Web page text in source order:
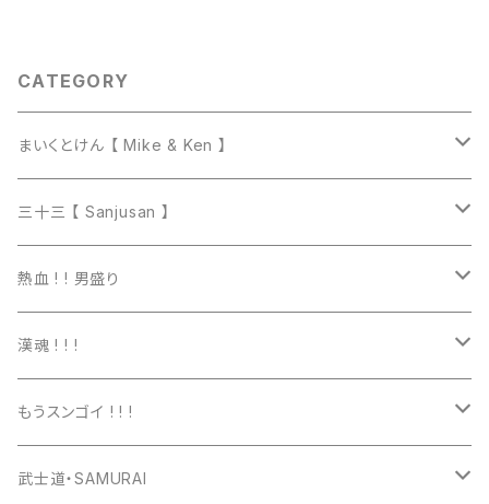
CATEGORY
まいくとけん 【 Mike & Ken 】
マグカップ
トートバッグ
三十三 【 Sanjusan 】
Tシャツ
長袖Ｔシャツ
パーカー
ワッペン
熱血 ! ! 男盛り
Tシャツ
長袖Tシャツ
スウェット
漢魂 ! ! !
Tシャツ
パーカー
もうスンゴイ ! ! !
Tシャツ
武士道・SAMURAI